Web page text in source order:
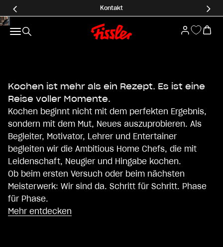
Zum Inhalt springen Kontakt
Menü
Suche
Fissler GmbH Anmelden
Kochen ist mehr als ein Rezept. Es ist eine
Reise voller Momente.
Kochen beginnt nicht mit dem perfekten Ergebnis,
sondern mit dem Mut, Neues auszuprobieren. Als
Begleiter, Motivator, Lehrer und Entertainer
begleiten wir die Ambitious Home Chefs, die mit
Leidenschaft, Neugier und Hingabe kochen.
Ob beim ersten Versuch oder beim nächsten
Meisterwerk: Wir sind da. Schritt für Schritt. Phase
für Phase.
Mehr entdecken